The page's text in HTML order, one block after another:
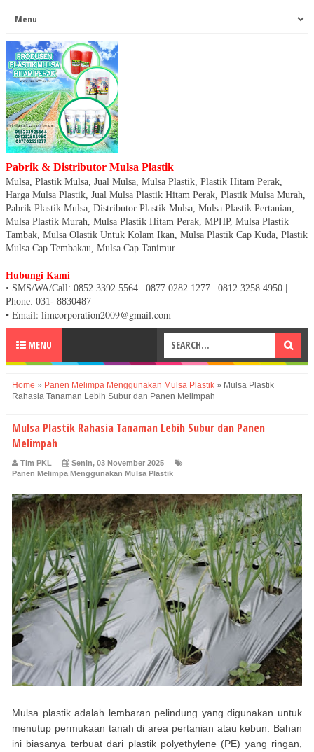
Pabrik & Distributor Mulsa Plastik
Mulsa, Plastik Mulsa, Jual Mulsa, Mulsa Plastik, Plastik Hitam Perak,
Harga Mulsa Plastik, Jual Mulsa Plastik Hitam Perak, Plastik Mulsa Murah,
Pabrik Plastik Mulsa, Distributor Plastik Mulsa, Mulsa Plastik Pertanian,
Mulsa Plastik Murah, Mulsa Plastik Hitam Perak, MPHP, Mulsa Plastik
Tambak, Mulsa Olastik Untuk Kolam Ikan, Mulsa Plastik Cap Kuda, Plastik
Mulsa Cap Tembakau, Mulsa Cap Tanimur
Hubungi Kami
• SMS/WA/Call: 0852.3392.5564 | 0877.0282.1277 | 0812.3258.4950
Phone: 031- 8830487
• Email: limcorporation2009@gmail.com
MENU
Home » Panen Melimpa Menggunakan Mulsa Plastik » Mulsa Plastik
Rahasia Tanaman Lebih Subur dan Panen Melimpah
Mulsa Plastik Rahasia Tanaman Lebih Subur dan Panen
Melimpah
Tim PKL
Senin, 03 November 2025
Panen Melimpa Menggunakan Mulsa Plastik
Mulsa plastik adalah lembaran pelindung yang digunakan untuk
menutup permukaan tanah di area pertanian atau kebun. Bahan
ini biasanya terbuat dari plastik polyethylene (PE) yang ringan,